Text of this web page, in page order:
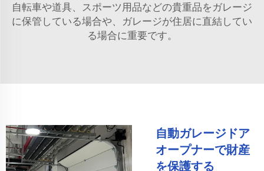
自転車や道具、スポーツ用品などの貴重品をガレージ
に保管している場合や、ガレージが住居に直結してい
る場合に重要です。
自動ガレージドア
オープナーで財産
を保護する